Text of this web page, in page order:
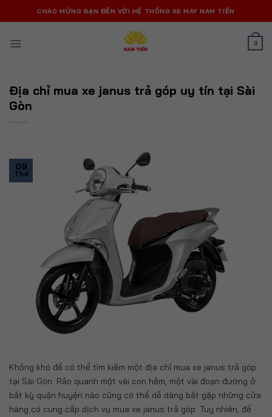
qua
dung
CHÀO MỪNG BẠN ĐẾN VỚI HỆ THỐNG XE MÁY NAM TIẾN
0
Địa chỉ mua xe janus trả góp uy tín tại Sài
Gòn
09
Th4
Không khó để có thể tìm kiếm một địa chỉ mua xe janus trả góp
tại Sài Gòn. Rảo quanh một vài con hẻm, một vài đoạn đường ở
bất kỳ quận huyện nào cũng có thể dễ dàng bắt gặp những cửa
hàng có cung cấp dịch vụ mua xe janus trả góp. Tuy nhiên, để